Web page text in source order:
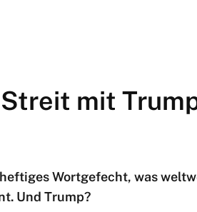
mit
Wortgefecht, was
Und Trump?